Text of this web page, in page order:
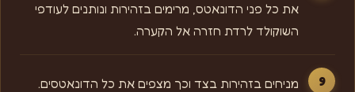
את כל פני הדונאטס, מרימים בזהירות ונותנים לעודפי
השוקולד לרדת חזרה אל הקערה.
מניחים בזהירות בצד וכך מצפים את כל הדונאטסים.